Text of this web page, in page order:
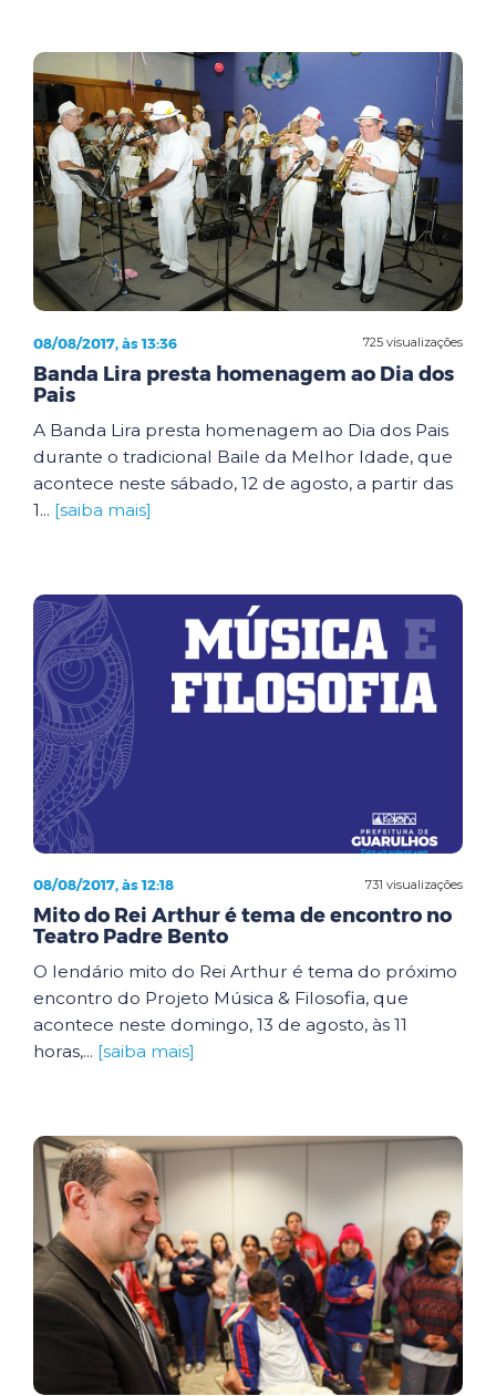
725 visualizações
08/08/2017, às 13:36
Banda Lira presta homenagem ao Dia dos
Pais
A Banda Lira presta homenagem ao Dia dos Pais
durante o tradicional Baile da Melhor Idade, que
acontece neste sábado, 12 de agosto, a partir das
1... [saiba mais]
731 visualizações
08/08/2017, às 12:18
Mito do Rei Arthur é tema de encontro no
Teatro Padre Bento
O lendário mito do Rei Arthur é tema do próximo
encontro do Projeto Música & Filosofia, que
acontece neste domingo, 13 de agosto, às 11
horas,... [saiba mais]